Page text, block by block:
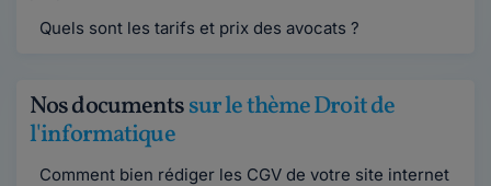
Quels sont les tarifs et prix des avocats ?
Nos documentssur le thème Droit de
l'informatique
Comment bien rédiger les CGV de votre site internet